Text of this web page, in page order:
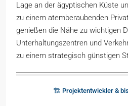
Lage an der ägyptischen Küste
zu einem atemberaubenden
genießen die Nähe zu wichtigen
Unterhaltungszentren und
zu einem strategisch günstigen
🏗️ Projektentwickler &